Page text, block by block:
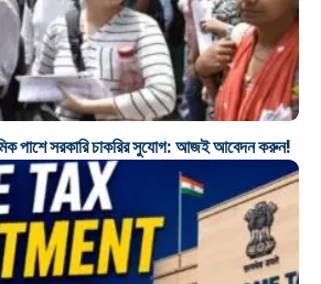
পাশে সরকারি চাকরির সুযোগ: আজই আবেদন করুন!